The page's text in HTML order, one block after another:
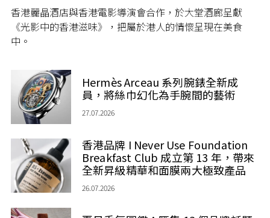
香港麗晶酒店與香港電影導演會合作，於大堂酒廊呈獻
《光影中的香港滋味》，把屬於港人的情懷呈現在美食
中。
Hermès Arceau 系列腕錶全新成
員，將絲巾幻化為手腕間的藝術
27.07.2026
香港品牌 I Never Use Foundation
Breakfast Club 成立第 13 年，帶來
全新昇級精華和面膜兩大極致產品
26.07.2026